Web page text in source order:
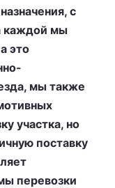
с
каждой мы
это
мы также
участка, но
поставку
перевозки